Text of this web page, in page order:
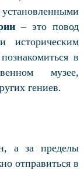
– это повод
историческим
в
музее,
гениев.
а за пределы
отправиться в